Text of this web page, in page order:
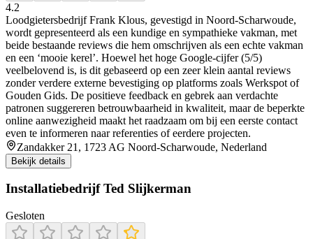
4.2
Loodgietersbedrijf Frank Klous, gevestigd in Noord‑Scharwoude,
wordt gepresenteerd als een kundige en sympathieke vakman, met
beide bestaande reviews die hem omschrijven als een echte vakman
en een ‘mooie kerel’. Hoewel het hoge Google‑cijfer (5/5)
veelbelovend is, is dit gebaseerd op een zeer klein aantal reviews
zonder verdere externe bevestiging op platforms zoals Werkspot of
Gouden Gids. De positieve feedback en gebrek aan verdachte
patronen suggereren betrouwbaarheid in kwaliteit, maar de beperkte
online aanwezigheid maakt het raadzaam om bij een eerste contact
even te informeren naar referenties of eerdere projecten.
Zandakker 21, 1723 AG Noord-Scharwoude, Nederland
Bekijk details
Installatiebedrijf Ted Slijkerman
Gesloten